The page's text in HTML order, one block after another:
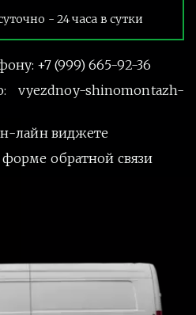
- 24 часа в сутки
+7 (999) 665-92-36
vyezdnoy-shinomontazh-
лайн виджете
форме обратной связи